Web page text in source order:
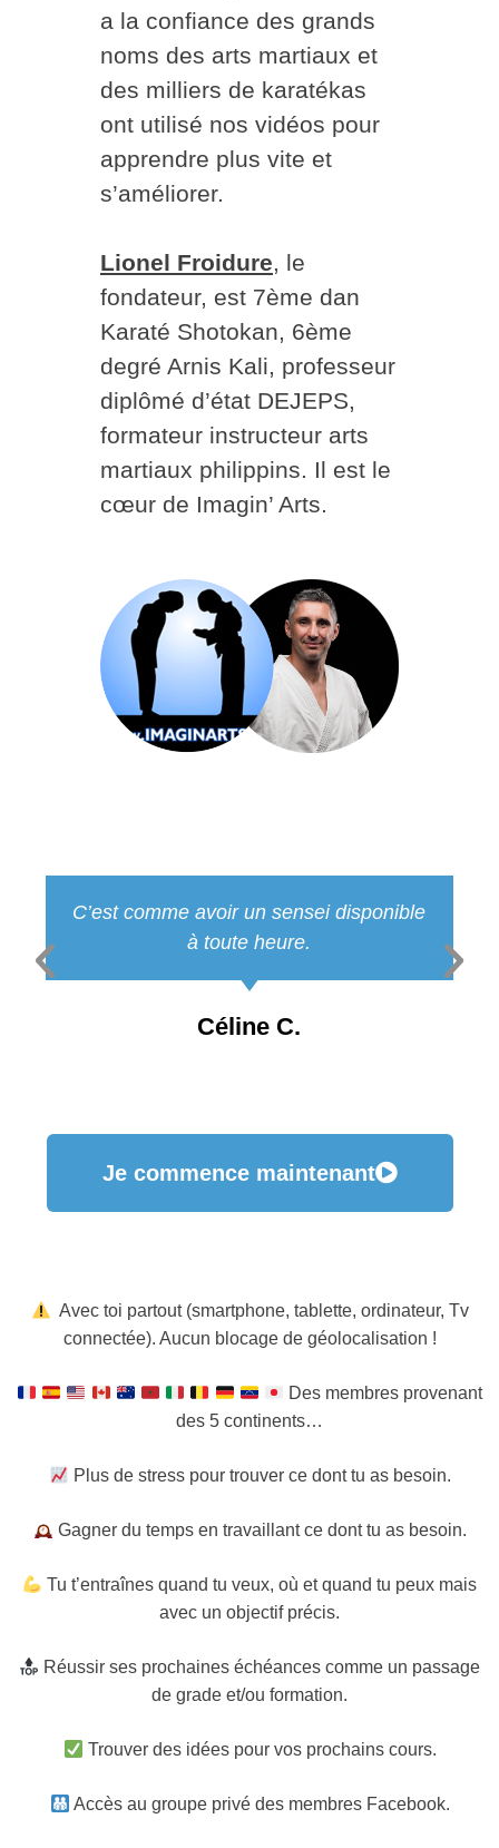
a la confiance des grands
noms des arts martiaux et
des milliers de karatékas
ont utilisé nos vidéos pour
apprendre plus vite et
s’améliorer.
Lionel Froidure, le
fondateur, est 7ème dan
Karaté Shotokan, 6ème
degré Arnis Kali, professeur
diplômé d’état DEJEPS,
formateur instructeur arts
martiaux philippins. Il est le
cœur de Imagin’ Arts.
C’est comme avoir un sensei disponible
à toute heure.
Céline C.
Je commence maintenant
Avec toi partout (smartphone, tablette, ordinateur, Tv
connectée). Aucun blocage de géolocalisation !
Des membres provenant
des 5 continents…
Plus de stress pour trouver ce dont tu as besoin.
Gagner du temps en travaillant ce dont tu as besoin.
Tu t’entraînes quand tu veux, où et quand tu peux mais
avec un objectif précis.
Réussir ses prochaines échéances comme un passage
de grade et/ou formation.
Trouver des idées pour vos prochains cours.
Accès au groupe privé des membres Facebook.